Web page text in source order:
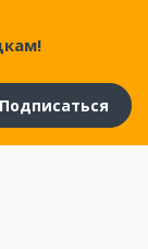
Подписаться